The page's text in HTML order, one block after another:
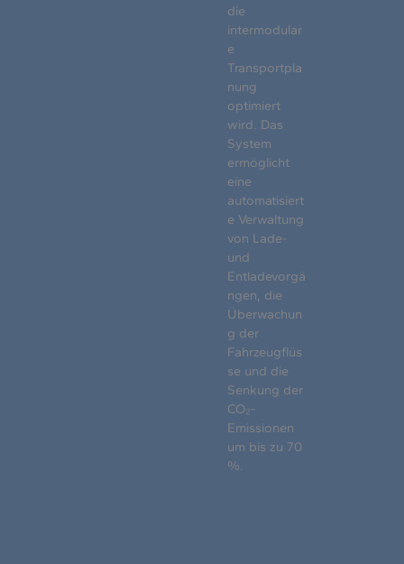
die
intermodular
e
Transportpla
nung
optimiert
wird. Das
System
ermöglicht
eine
automatisiert
e Verwaltung
von Lade-
und
Entladevorgä
ngen, die
Überwachun
g der
Fahrzeugflüs
se und die
Senkung der
CO₂-
Emissionen
um bis zu 70
%.